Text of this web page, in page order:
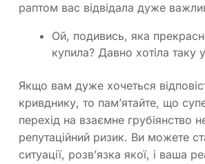
раптом вас відвідала дуже
Ой, подивись, яка
купила? Давно хотіла таку у
Якщо вам дуже хочеться
кривднику, то пам’ятайте, що
перехід на взаємне грубіянство
репутаційний ризик. Ви можете
ситуації, розв’язка якої, і ваша